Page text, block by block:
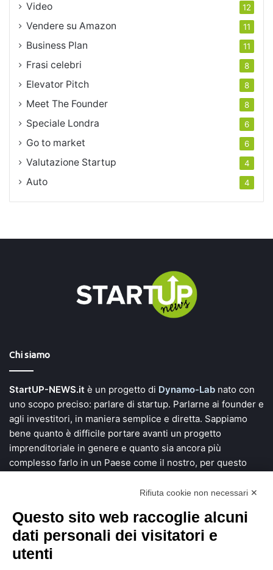
Video 12
Vendere su Amazon 11
Business Plan 11
Frasi celebri 8
Elevator Pitch 8
Meet The Founder 8
Speciale Londra 6
Go to market 6
Valutazione Startup 4
Auto 4
Chi siamo
StartUP-NEWS.it è un progetto di Dynamo-Lab nato con
uno scopo preciso: parlare di startup. Parlarne ai founder e
agli investitori, in maniera semplice e diretta. Sappiamo
bene quanto è difficile portare avanti un progetto
imprenditoriale in genere e quanto sia ancora più
complesso farlo in un Paese come il nostro, per questo
denaro e una grande fetta di vita alla ricerca di soluzioni
Scopri StartUP News
Rifiuta cookie non necessari ✕
Questo sito web raccoglie alcuni
dati personali dei visitatori e
utenti